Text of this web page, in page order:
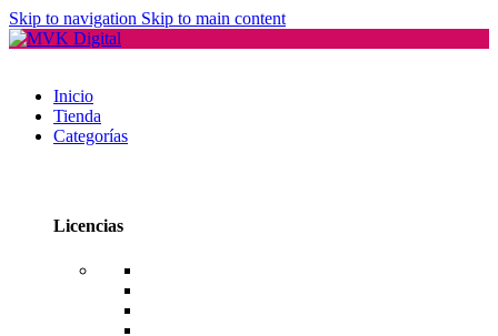
Skip to navigation Skip to main content
Inicio
Tienda
Categorías
Licencias